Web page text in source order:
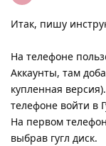
Итак, пишу
На телефоне
Аккаунты, там
купленная
телефоне войти в
На первом
выбрав гугл диск.